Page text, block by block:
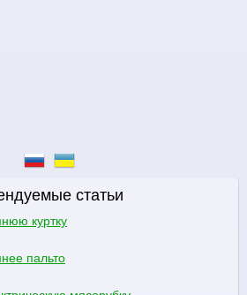
статьи
куртку
пальто